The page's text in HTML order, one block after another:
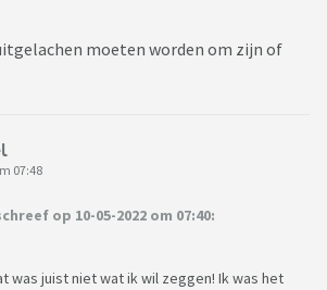
moeten worden om zijn of
07:48
op 10-05-2022 om 07:40:
was juist niet wat ik wil zeggen! Ik was het